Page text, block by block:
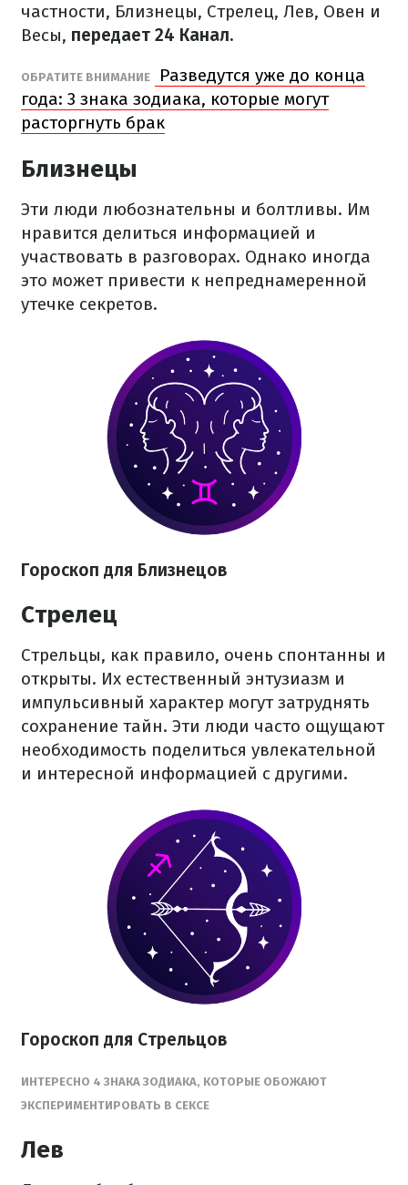
частности, Близнецы, Стрелец, Лев, Овен и
Весы, передает 24 Канал.
ОБРАТИТЕ ВНИМАНИЕ
Разведутся уже до конца
года: 3 знака зодиака, которые могут
расторгнуть брак
Близнецы
Эти люди любознательны и болтливы. Им
нравится делиться информацией и
участвовать в разговорах. Однако иногда
это может привести к непреднамеренной
утечке секретов.
Гороскоп для Близнецов
Стрелец
Стрельцы, как правило, очень спонтанны и
открыты. Их естественный энтузиазм и
импульсивный характер могут затруднять
сохранение тайн. Эти люди часто ощущают
необходимость поделиться увлекательной
и интересной информацией с другими.
Гороскоп для Стрельцов
ИНТЕРЕСНО 4 ЗНАКА ЗОДИАКА, КОТОРЫЕ ОБОЖАЮТ
ЭКСПЕРИМЕНТИРОВАТЬ В СЕКСЕ
Лев